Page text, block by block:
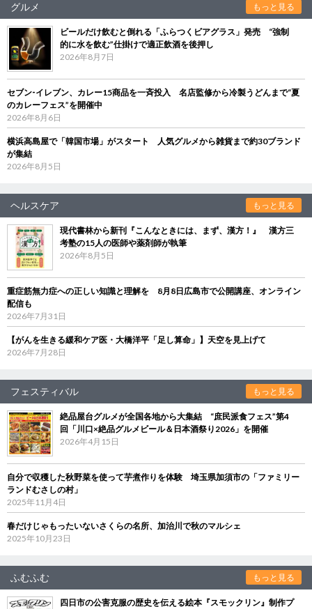
グルメ もっと見る
ビールだけ飲むと倒れる「ふらつくビアグラス」発売 “強制
的に水を飲む”仕掛けで適正飲酒を後押し
2026年8月7日
セブン‐イレブン、カレー15商品を一斉投入 名店監修から冷製うどんまで“夏
のカレーフェス”を開催中
2026年8月6日
横浜高島屋で「韓国市場」がスタート 人気グルメから雑貨まで約30ブランド
が集結
2026年8月5日
ヘルスケア もっと見る
現代書林から新刊『こんなときには、まず、漢方！』 漢方三
考塾の15人の医師や薬剤師が執筆
2026年8月5日
重症筋無力症への正しい知識と理解を 8月8日広島市で公開講座、オンライン
配信も
2026年7月31日
【がんを生きる緩和ケア医・大橋洋平「足し算命」】天空を見上げて
2026年7月28日
フェスティバル もっと見る
絶品屋台グルメが全国各地から大集結 “庶民派食フェス”第4
回「川口×絶品グルメビール＆日本酒祭り2026」を開催
2026年4月15日
自分で収穫した秋野菜を使って芋煮作りを体験 埼玉県加須市の「ファミリー
ランドむさしの村」
2025年11月4日
春だけじゃもったいないさくらの名所、加治川で秋のマルシェ
2025年10月23日
ふむふむ もっと見る
四日市の公害克服の歴史を伝える絵本『スモックリン』制作プ